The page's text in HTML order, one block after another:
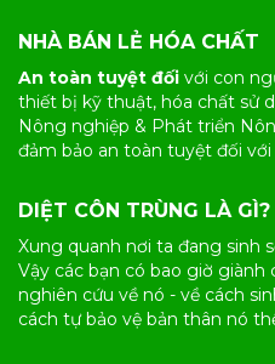
NHÀ BÁN LẺ HÓA CHẤT
An toàn tuyệt đối với con
thiết bị kỹ thuật, hóa chất sử
Nông nghiệp & Phát triển
đảm bảo an toàn tuyệt đối
DIỆT CÔN TRÙNG LÀ GÌ?
Xung quanh nơi ta đang sinh
Vậy các bạn có bao giờ
nghiên cứu về nó - về cách
cách tự bảo vệ bản thân nó